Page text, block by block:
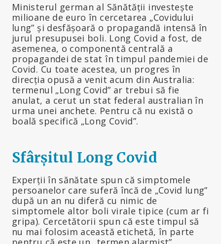
Ministerul german al Sănătății investește
milioane de euro în cercetarea „Covidului
lung” și desfășoară o propagandă intensă în
jurul presupusei boli. Long Covid a fost, de
asemenea, o componentă centrală a
propagandei de stat în timpul pandemiei de
Covid. Cu toate acestea, un progres în
direcția opusă a venit acum din Australia:
termenul „Long Covid” ar trebui să fie
anulat, a cerut un stat federal australian în
urma unei anchete. Pentru că nu există o
boală specifică „Long Covid”.
Sfârșitul Long Covid
Experții în sănătate spun că simptomele
persoanelor care suferă încă de „Covid lung”
după un an nu diferă cu nimic de
simptomele altor boli virale tipice (cum ar fi
gripa). Cercetătorii spun că este timpul să
nu mai folosim această etichetă, în parte